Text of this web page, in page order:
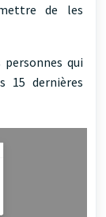
de les
qui
15 dernières